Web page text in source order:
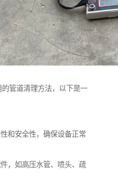
管道清理方法，以下是一
和安全性，确保设备正常
，如高压水管、喷头、疏